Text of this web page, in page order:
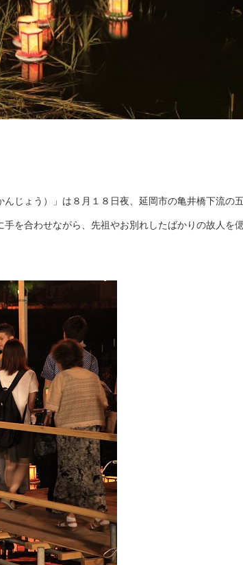
じょう）」は８月１８日夜、延岡市の亀井橋下流の
を合わせながら、先祖やお別れしたばかりの故人を